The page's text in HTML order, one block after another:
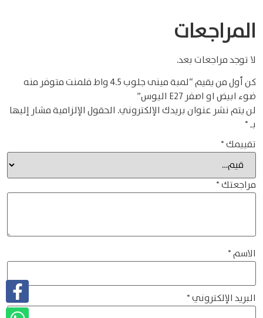
المراجعات
لا توجد مراجعات بعد.
كن أول من يقيم “لمبة مينى جلوب 4.5 واط فلمنت متوفر منه
ضوء ابيض او اصفر E27 اليوس”
لن يتم نشر عنوان بريدك الإلكتروني. الحقول الإلزامية مشار إليها
بـ*
تقييمك*
مراجعتك*
الاسم*
البريد الإلكتروني*